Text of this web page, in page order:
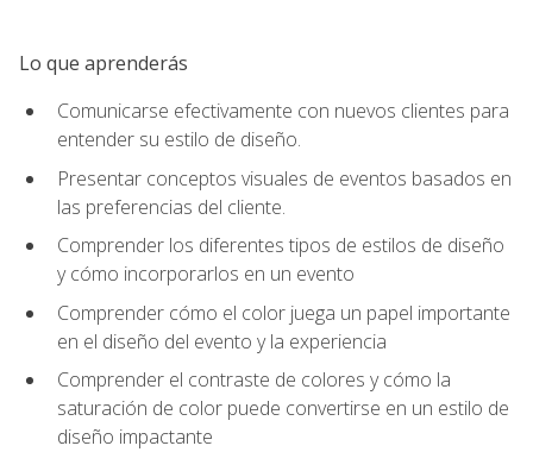
Lo que aprenderás
Comunicarse efectivamente con nuevos clientes para
entender su estilo de diseño.
Presentar conceptos visuales de eventos basados en
las preferencias del cliente.
Comprender los diferentes tipos de estilos de diseño
y cómo incorporarlos en un evento
Comprender cómo el color juega un papel importante
en el diseño del evento y la experiencia
Comprender el contraste de colores y cómo la
saturación de color puede convertirse en un estilo de
diseño impactante